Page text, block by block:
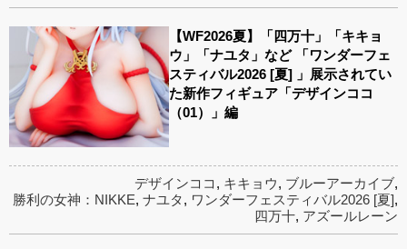
【WF2026夏】「四万十」「キキョ
ウ」「ナユタ」など 「ワンダーフェ
スティバル2026 [夏] 」展示されてい
た新作フィギュア「デザインココ
（01）」編
デザインココ , キキョウ, ブルーアーカイブ,
勝利の女神：NIKKE, ナユタ, ワンダーフェスティバル2026 [夏],
四万十, アズールレーン